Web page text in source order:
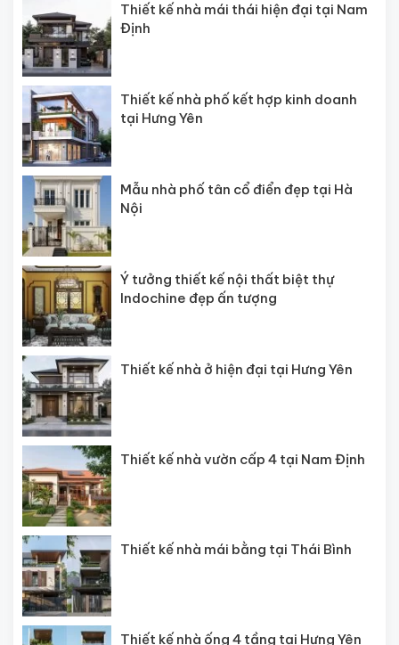
Thiết kế nhà mái thái hiện đại tại Nam
Định
Thiết kế nhà phố kết hợp kinh doanh
tại Hưng Yên
Mẫu nhà phố tân cổ điển đẹp tại Hà
Nội
Ý tưởng thiết kế nội thất biệt thự
Indochine đẹp ấn tượng
Thiết kế nhà ở hiện đại tại Hưng Yên
Thiết kế nhà vườn cấp 4 tại Nam Định
Thiết kế nhà mái bằng tại Thái Bình
Thiết kế nhà ống 4 tầng tại Hưng Yên